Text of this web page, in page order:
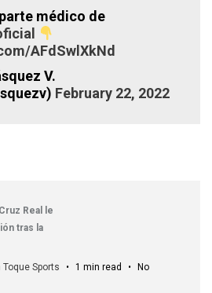
médico de
AFdSwlXkNd
V.
February 22, 2022
Real le
tras la
Sports 1 min read
No